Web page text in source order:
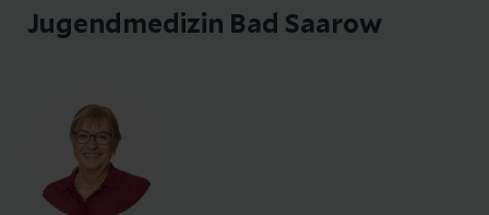
Jugendmedizin Bad Saarow